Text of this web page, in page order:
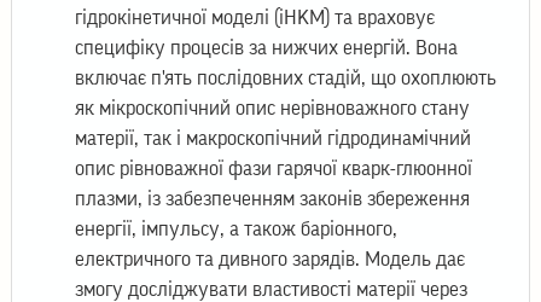
гідрокінетичної моделі (іHKM) та враховує
специфіку процесів за нижчих енергій. Вона
включає п'ять послідовних стадій, що охоплюють
як мікроскопічний опис нерівноважного стану
матерії, так і макроскопічний гідродинамічний
опис рівноважної фази гарячої кварк-глюонної
плазми, із забезпеченням законів збереження
енергії, імпульсу, а також баріонного,
електричного та дивного зарядів. Модель дає
змогу досліджувати властивості матерії через